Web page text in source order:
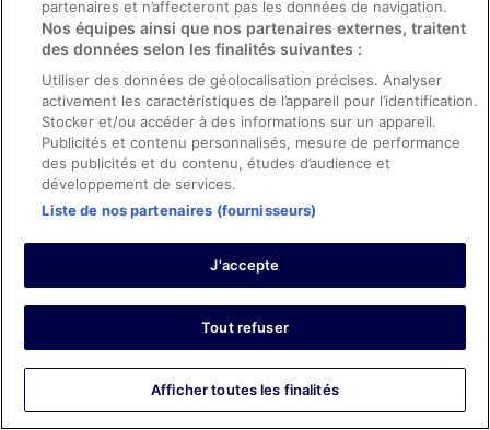
mit wenig Aufwand schnell behoben wäre, wenn sich
jemand kümmern würde. Es gibt keinen Aufzug - das ist
mit schwerem Koffer nicht so schön - besonders, wenn
das Zimmer im 3.Stock ist. Aber alles in allem habe ich
mich wohl gefühlt, auch wenn ich mir, wie schon gesagt,
unter „Boutique Hotel“ etwas anderes vorstelle. Ich würde
wieder kommen, aber dann auf ein Zimmer weiter unten
bestehen oder nur mit Rucksack reisen.
Afficher tous les avis
Hôtels
Les Aigrettes
Châteaux Saint-Ouen-du-Tilleul
Spa O'balia : les hôtels à proximité
Résidence Arco Plage
Frouzins : les hôtels
Maison d’hôtes Le Neubourg
Station de ski de Peisey-Vallandry : les hôtels à
Hôtel & Ryads Barrière Le Naoura
Wilaya de Djanet : les hôtels
H10 Porto Poniente
Port de Lavrio : les hôtels à proximité
partenaires et n’affecteront pas les données de navigation.
Nos équipes ainsi que nos partenaires externes, traitent
des données selon les finalités suivantes :
Utiliser des données de géolocalisation précises. Analyser
activement les caractéristiques de l’appareil pour l’identification.
Stocker et/ou accéder à des informations sur un appareil.
Publicités et contenu personnalisés, mesure de performance
des publicités et du contenu, études d’audience et
développement de services.
Liste de nos partenaires (fournisseurs)
J'accepte
Tout refuser
Afficher toutes les finalités